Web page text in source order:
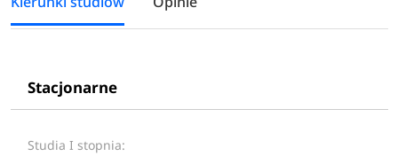
Stacjonarne
Studia I stopnia: